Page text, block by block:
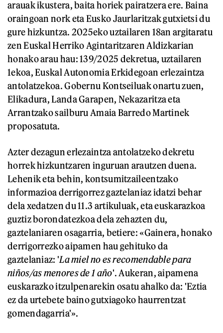
arauak ikustera, baita horiek pairatzera ere. Baina
oraingoan nork eta Eusko Jaurlaritzak gutxietsi du
gure hizkuntza. 2025eko uztailaren 18an argitaratu
zen Euskal Herriko Agintaritzaren Aldizkarian
honako arau hau: 139/2025 dekretua, uztailaren
1ekoa, Euskal Autonomia Erkidegoan erlezaintza
antolatzekoa. Gobernu Kontseiluak onartu zuen,
Elikadura, Landa Garapen, Nekazaritza eta
Arrantzako sailburu Amaia Barredo Martinek
proposatuta.
Azter dezagun erlezaintza antolatzeko dekretu
horrek hizkuntzaren inguruan arautzen duena.
Lehenik eta behin, kontsumitzaileentzako
informazioa derrigorrez gaztelaniaz idatzi behar
dela xedatzen du 11.3 artikuluak, eta euskarazkoa
guztiz borondatezkoa dela zehazten du,
gaztelaniaren osagarria, betiere: «Gainera, honako
derrigorrezko aipamen hau gehituko da
gaztelaniaz: 'La miel no es recomendable para
niños/as menores de 1 año'. Aukeran, aipamena
euskarazko itzulpenarekin osatu ahalko da: 'Eztia
ez da urtebete baino gutxiagoko haurrentzat
gomendagarria'».